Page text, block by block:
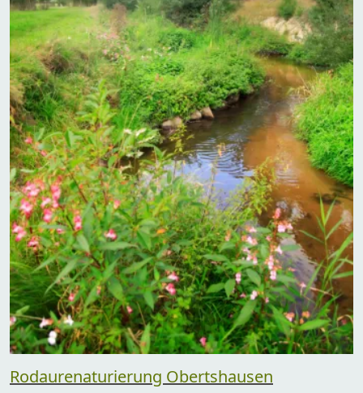
Rodaurenaturierung Obertshausen